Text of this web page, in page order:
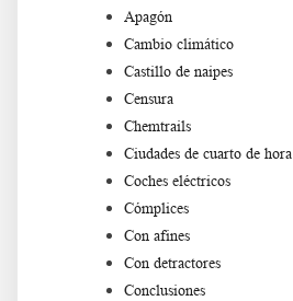
Apagón
Cambio climático
Castillo de naipes
Censura
Chemtrails
Ciudades de cuarto de hora
Coches eléctricos
Cómplices
Con afines
Con detractores
Conclusiones